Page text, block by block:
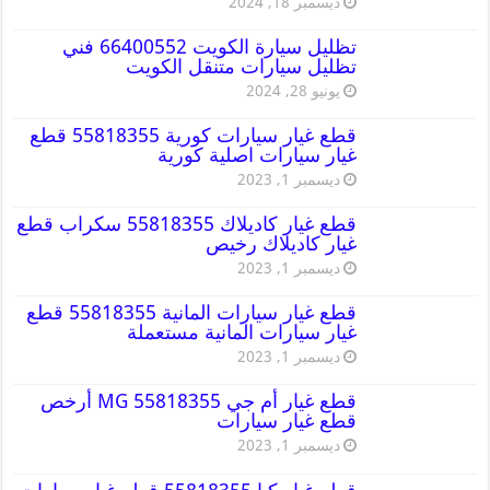
تظليل سيارة الكويت 66400552 فني
تظليل سيارات متنقل الكويت
يونيو 28, 2024
قطع غيار سيارات كورية 55818355 قطع
غيار سيارات اصلية كورية
ديسمبر 1, 2023
قطع غيار كاديلاك 55818355 سكراب قطع
غيار كاديلاك رخيص
ديسمبر 1, 2023
قطع غيار سيارات المانية 55818355 قطع
غيار سيارات المانية مستعملة
ديسمبر 1, 2023
قطع غيار أم جي MG 55818355 أرخص
قطع غيار سيارات
ديسمبر 1, 2023